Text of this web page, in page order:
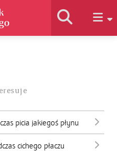
naukowe
picia jakiegoś płynu
cichego płaczu